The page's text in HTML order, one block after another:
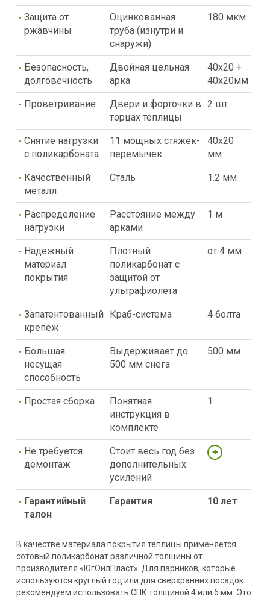
Защита от
ржавчины
Оцинкованная
труба (изнутри и
снаружи)
180 мкм
Безопасность,
долговечность
Двойная цельная
арка
40х20 +
40х20мм
Проветривание
Двери и форточки в
торцах теплицы
2 шт
Снятие нагрузки
с поликарбоната
11 мощных стяжек-
перемычек
40х20
мм
Качественный
металл
Сталь 1.2 мм
Распределение
нагрузки
Расстояние между
арками
1 м
Надежный
материал
покрытия
Плотный
поликарбонат с
защитой от
ультрафиолета
от 4 мм
Запатентованный
крепеж
Краб-система 4 болта
Большая
несущая
способность
Выдерживает до
500 мм снега
500 мм
Простая сборка
Понятная
инструкция в
комплекте
1
Не требуется
демонтаж
Стоит весь год без
дополнительных
усилений
Гарантийный
талон
Гарантия 10 лет
В качестве материала покрытия теплицы применяется
сотовый поликарбонат различной толщины от
производителя «ЮгОилПласт». Для парников, которые
используются круглый год или для сверхранних посадок
рекомендуем использовать СПК толщиной 4 или 6 мм. Это